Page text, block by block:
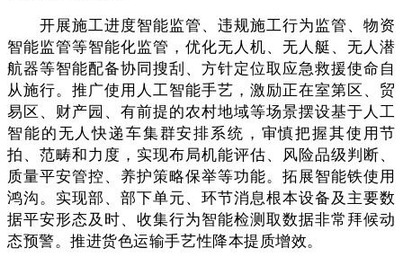
开展施工进度智能监管、违规施工行为监管、物资
智能监管等智能化监管，优化无人机、无人艇、无人潜
航器等智能配备协同搜刮、方针定位取应急救援使命自
从施行。推广使用人工智能手艺，激励正在室第区、贸
易区、财产园、有前提的农村地域等场景摆设基于人工
智能的无人快递车集群安排系统，审慎把握其使用节
拍、范畴和力度，实现布局机能评估、风险品级判断、
质量平安管控、养护策略保举等功能。拓展智能铁使用
鸿沟。实现部、部下单元、环节消息根本设备及主要数
据平安形态及时、收集行为智能检测取数据非常拜候动
态预警。推进货色运输手艺性降本提质增效。